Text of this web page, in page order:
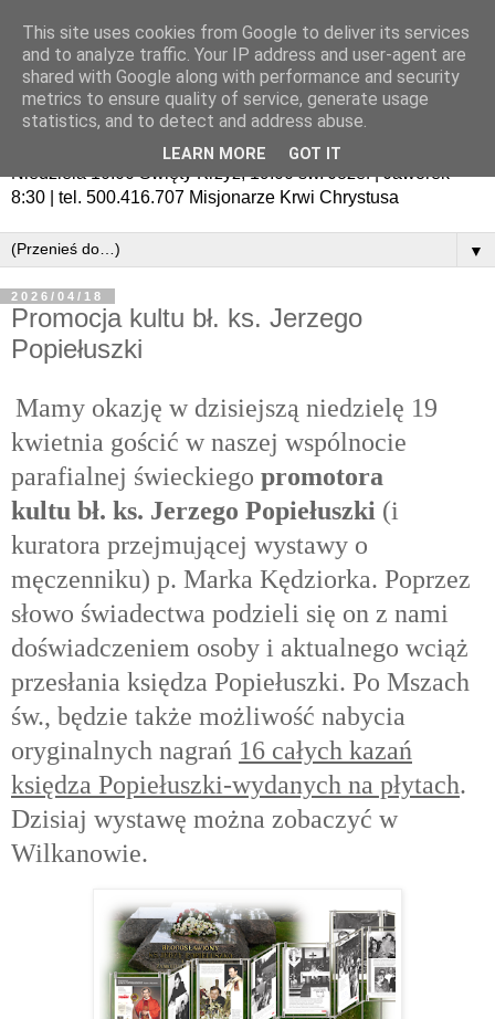
Niedziela 10:00 Święty Krzyż, 19:00 św. Józef | Jaworek
8:30 | tel. 500.416.707 Misjonarze Krwi Chrystusa
▼
2026/04/18
Promocja kultu bł. ks. Jerzego
Popiełuszki
Mamy okazję w dzisiejszą niedzielę 19
kwietnia gościć w naszej wspólnocie
parafialnej świeckiego promotora
kultu bł. ks. Jerzego Popiełuszki (i
kuratora przejmującej wystawy o
męczenniku) p. Marka Kędziorka. Poprzez
słowo świadectwa podzieli się on z nami
doświadczeniem osoby i aktualnego wciąż
przesłania księdza Popiełuszki. Po Mszach
św., będzie także możliwość nabycia
oryginalnych nagrań 16 całych kazań
księdza Popiełuszki-wydanych na płytach.
Dzisiaj wystawę można zobaczyć w
Wilkanowie.
This site uses cookies from Google to deliver its services
and to analyze traffic. Your IP address and user-agent are
shared with Google along with performance and security
metrics to ensure quality of service, generate usage
statistics, and to detect and address abuse.
LEARN MORE GOT IT